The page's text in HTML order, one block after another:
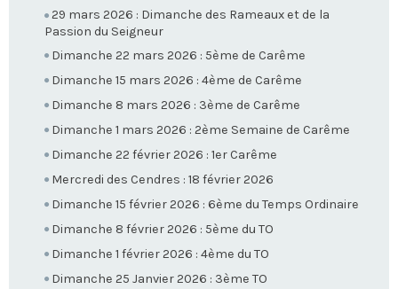
29 mars 2026 : Dimanche des Rameaux et de la
Passion du Seigneur
Dimanche 22 mars 2026 : 5ème de Carême
Dimanche 15 mars 2026 : 4ème de Carême
Dimanche 8 mars 2026 : 3ème de Carême
Dimanche 1 mars 2026 : 2ème Semaine de Carême
Dimanche 22 février 2026 : 1er Carême
Mercredi des Cendres : 18 février 2026
Dimanche 15 février 2026 : 6ème du Temps Ordinaire
Dimanche 8 février 2026 : 5ème du TO
Dimanche 1 février 2026 : 4ème du TO
Dimanche 25 Janvier 2026 : 3ème TO